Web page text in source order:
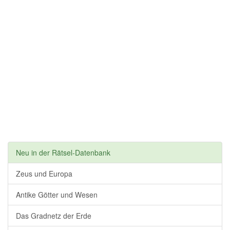
Neu in der Rätsel-Datenbank
Zeus und Europa
Antike Götter und Wesen
Das Gradnetz der Erde